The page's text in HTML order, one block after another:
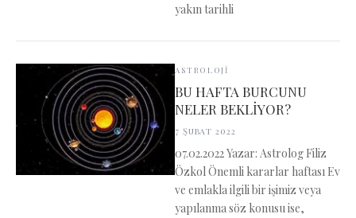
yakın tarihli
ASTROLOJİ
BU HAFTA BURCUNU
NELER BEKLİYOR?
7 Şubat 2022
07.02.2022 Yazar: Astrolog Filiz
Özkol Önemli kararlar haftası Ev
ve emlakla ilgili bir işimiz veya
yapılanma söz konusu ise,